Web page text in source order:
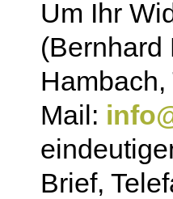
Um Ihr
(Bernhard
Mail:
Brief,